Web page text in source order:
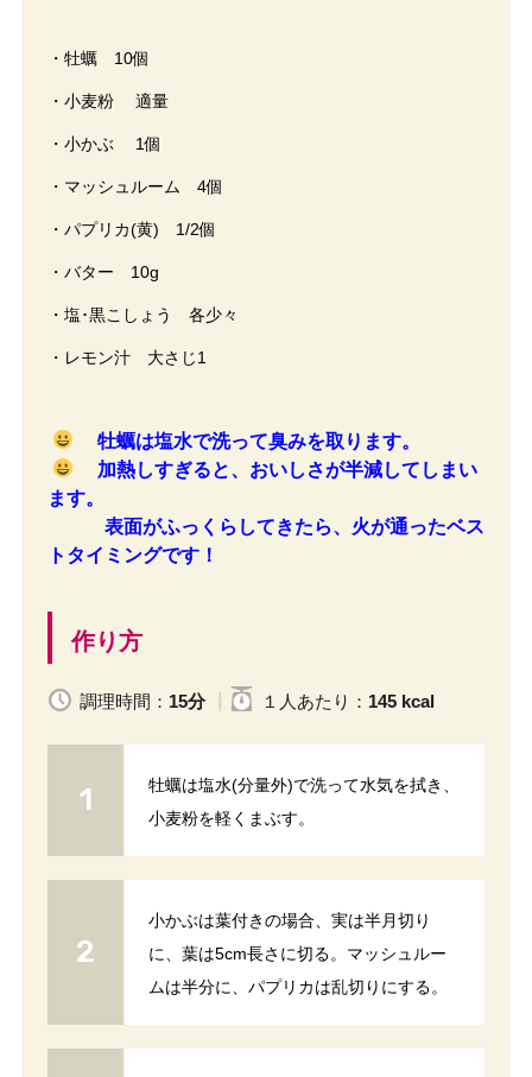
・牡蠣 10個
・小麦粉 適量
・小かぶ 1個
・マッシュルーム 4個
・パプリカ(黄) 1/2個
・バター 10g
・塩･黒こしょう 各少々
・レモン汁 大さじ1
牡蠣は塩水で洗って臭みを取ります。
加熱しすぎると、おいしさが半減してしまい
ます。
表面がふっくらしてきたら、火が通ったベス
トタイミングです！
作り方
調理時間： 15分 １人 あたり ： 145 kcal
牡蠣は塩水(分量外)で洗って水気を拭き、
小麦粉を軽くまぶす。
小かぶは葉付きの場合、実は半月切り
に、葉は5cm長さに切る。マッシュルー
ムは半分に、パプリカは乱切りにする。